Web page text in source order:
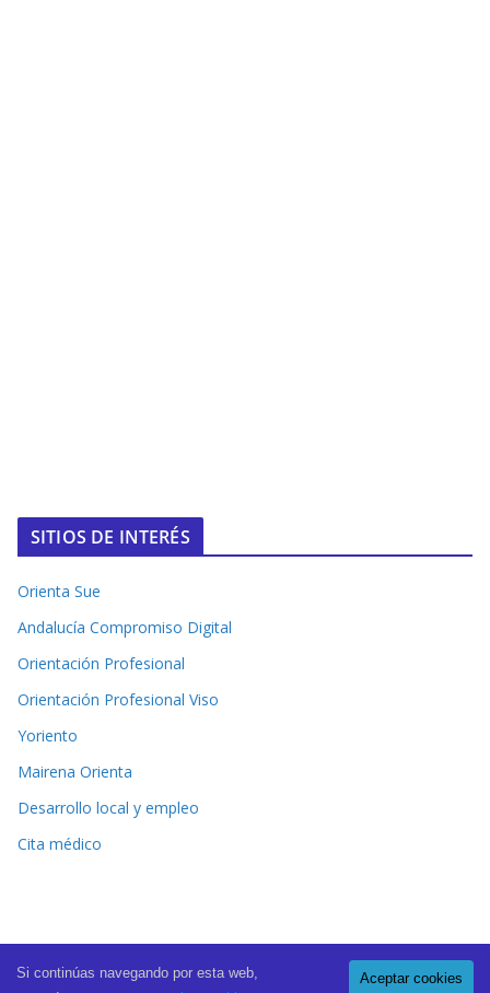
SITIOS DE INTERÉS
Orienta Sue
Andalucía Compromiso Digital
Orientación Profesional
Orientación Profesional Viso
Yoriento
Mairena Orienta
Desarrollo local y empleo
Cita médico
Copyright © 2026El Periódico de Mairena . All rights reserved.
Aceptar cookies
Si continúas navegando por esta web,